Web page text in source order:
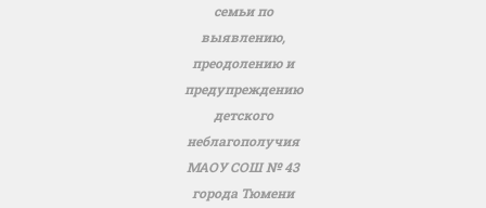
семьи по
выявлению,
преодолению и
предупреждению
детского
неблагополучия
МАОУ СОШ № 43
города Тюмени